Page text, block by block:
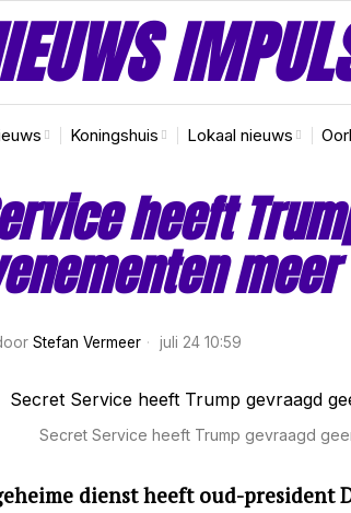
Koningshuis Lokaal nieuws
heeft
Stefan Vermeer juli 24 10:59
Secret Service heeft Trump gevraagd
dienst heeft oud-president